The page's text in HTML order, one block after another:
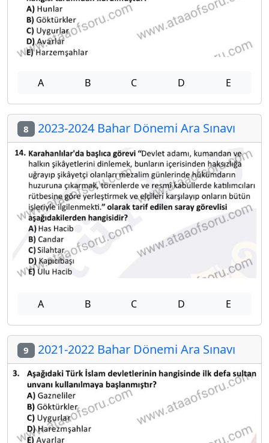
A B C D E
8 2023-2024 Bahar Dönemi Ara Sınavı
A B C D E
9 2021-2022 Bahar Dönemi Ara Sınavı